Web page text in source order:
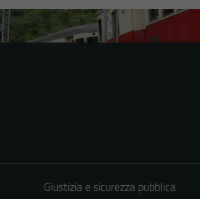
Giustizia e sicurezza pubblica